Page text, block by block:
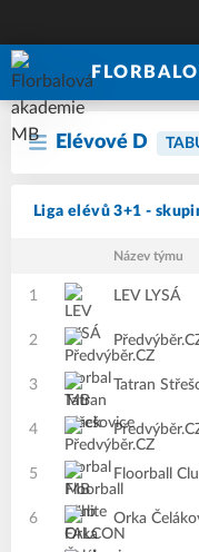
Elévové D
Liga elévů 3+1 -
Název týmu
1 LEV LYSÁ
2
3 Tatran
4
5 Floorball
6 Orka